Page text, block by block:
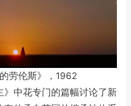
劳伦斯》，1962
中花专门的篇幅讨论了新